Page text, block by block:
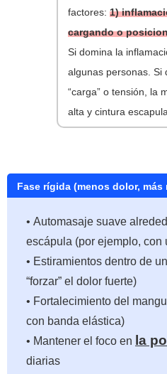
factores:1)
cargando o
Si domina la
algunas personas. Si
“carga” o tensión, la
alta y cintura
Fase rígida (menos dolor, más
• Automasaje suave
escápula (por ejemplo, con
• Estiramientos dentro de
“forzar” el dolor fuerte)
• Fortalecimiento del
con banda elástica)
• Mantener el foco en
la
diarias